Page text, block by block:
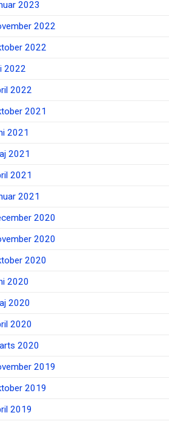
2023
2022
2022
2022
2022
2021
2021
2021
2021
2021
2020
2020
2020
2020
2020
2020
2020
2019
2019
2019